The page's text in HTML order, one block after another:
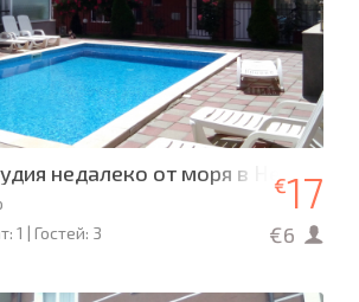
недалеко от моря в Несебре
1 | Гостей: 3
€17
€6